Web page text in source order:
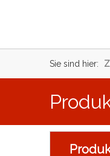
Sie sind hier: